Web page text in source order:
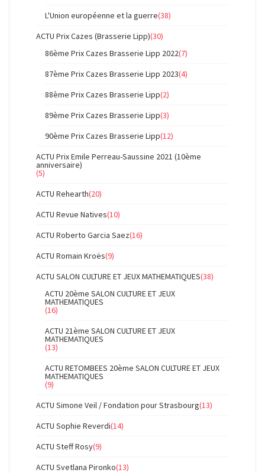
L'Union européenne et la guerre(38)
ACTU Prix Cazes (Brasserie Lipp)(30)
86ème Prix Cazes Brasserie Lipp 2022(7)
87ème Prix Cazes Brasserie Lipp 2023(4)
88ème Prix Cazes Brasserie Lipp(2)
89ème Prix Cazes Brasserie Lipp(3)
90ème Prix Cazes Brasserie Lipp(12)
ACTU Prix Emile Perreau-Saussine 2021 (10ème
anniversaire)
(5)
ACTU Rehearth(20)
ACTU Revue Natives(10)
ACTU Roberto Garcia Saez(16)
ACTU Romain Kroës(9)
ACTU SALON CULTURE ET JEUX MATHEMATIQUES(38)
ACTU 20ème SALON CULTURE ET JEUX
MATHEMATIQUES
(16)
ACTU 21ème SALON CULTURE ET JEUX
MATHEMATIQUES
(13)
ACTU RETOMBEES 20ème SALON CULTURE ET JEUX
MATHEMATIQUES
(9)
ACTU Simone Veil / Fondation pour Strasbourg(13)
ACTU Sophie Reverdi(14)
ACTU Steff Rosy(9)
ACTU Svetlana Pironko(13)